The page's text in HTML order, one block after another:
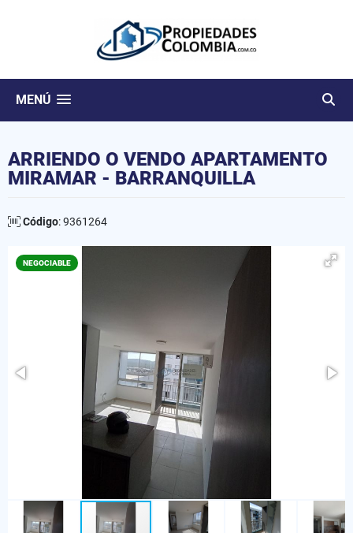
MENÚ
ARRIENDO O VENDO APARTAMENTO
MIRAMAR - BARRANQUILLA
Código: 9361264
NEGOCIABLE